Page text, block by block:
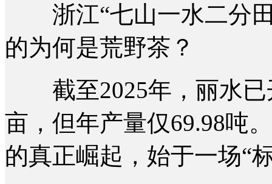
浙江“七山一水二分田
的为何是荒野茶？
截至2025年，丽水已
亩，但年产量仅69.98吨
的真正崛起，始于一场“